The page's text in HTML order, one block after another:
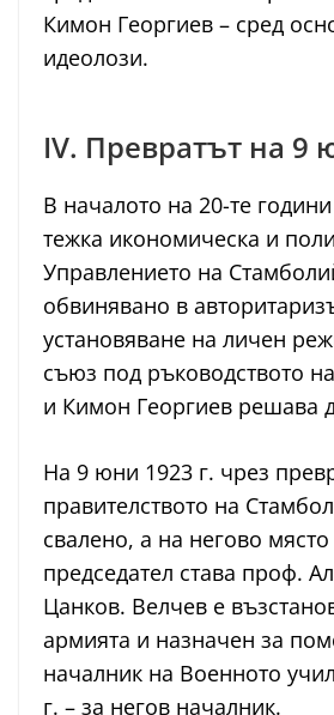
Кимон Георгиев – сред
идеолози.
IV. Превратът на 9
В началото на 20-те
тежка икономическа и
Управлението на
обвинявано в
установяване на личен
съюз под ръководството
и Кимон Георгиев решава
На 9 юни 1923 г. чрез
правителството на
свалено, а на негово
председател става проф.
Цанков. Велчев е
армията и назначен за
началник на Военното
г. – за негов началник.